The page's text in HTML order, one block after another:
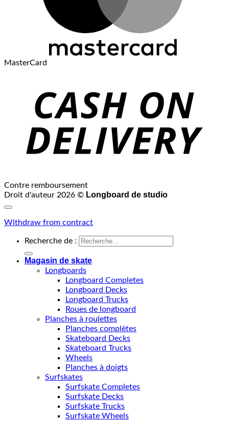
MasterCard
Contre remboursement
Droit d'auteur 2026 © Longboard de studio
Withdraw from contract
Recherche de :
Magasin de skate
Longboards
Longboard Completes
Longboard Decks
Longboard Trucks
Roues de longboard
Planches à roulettes
Planches complètes
Skateboard Decks
Skateboard Trucks
Wheels
Planches à doigts
Surfskates
Surfskate Completes
Surfskate Decks
Surfskate Trucks
Surfskate Wheels